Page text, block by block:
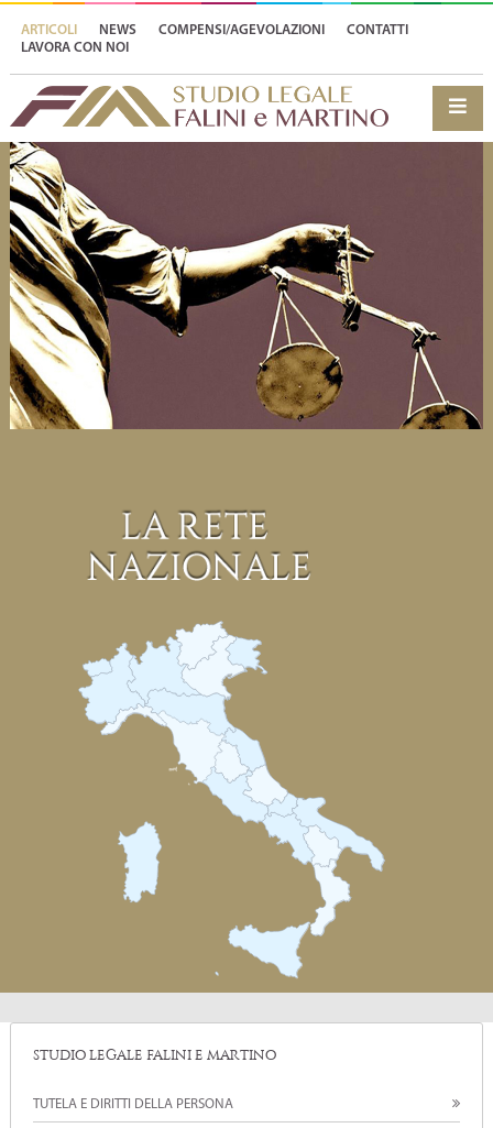
ARTICOLI NEWS COMPENSI/AGEVOLAZIONI
CONTATTI
LAVORA CON NOI
STUDIO LEGALE FALINI E MARTINO
TUTELA E DIRITTI DELLA PERSONA